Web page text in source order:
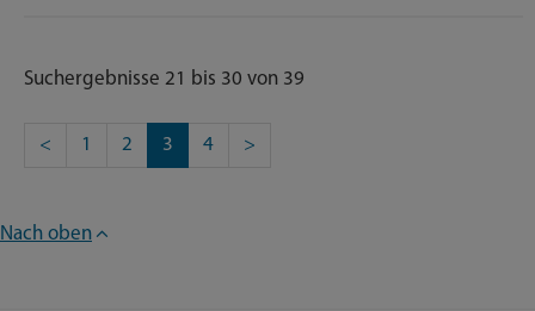
Suchergebnisse 21 bis 30 von 39
< 1 2 3 4 >
Nach oben